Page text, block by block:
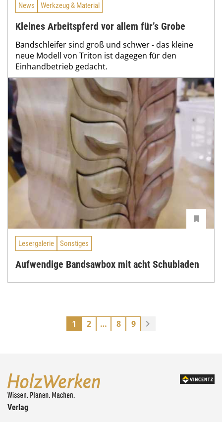
News Werkzeug & Material
Kleines Arbeitspferd vor allem für’s Grobe
Bandschleifer sind groß und schwer - das kleine
neue Modell von Triton ist dagegen für den
Einhandbetrieb gedacht.
Lesergalerie Sonstiges
Aufwendige Bandsawbox mit acht Schubladen
1 2 … 8 9
Verlag